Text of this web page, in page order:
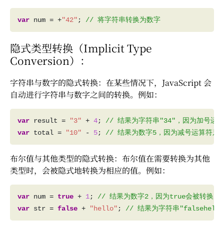
var num = +"42" ;
隐式类型转换（Implicit Type
Conversion）：
字符串与数字的隐式转换：在某些情况下，JavaScript 会
自动进行字符串与数字之间的转换。例如：
var result = "3" + 4;
var total = "10" - 5;
布尔值与其他类型的隐式转换：布尔值在需要转换为其他
类型时，会被隐式地转换为相应的值。例如：
var num = true + 1;
var str = false + "hello" ;